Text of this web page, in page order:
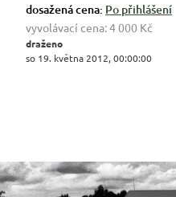
dosažená cena: Po přihlášení
vyvolávací cena:4 000 Kč
draženo
so 19. května 2012, 00:00:00